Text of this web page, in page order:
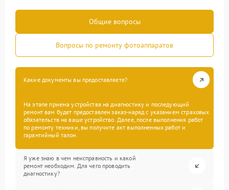
Общие вопросы
Вопросы по ремонту фотоаппаратов
Какие документы вы предоставляете?
На этапе приема устройства на диагностику и последующий
ремонт вам будет предоставлен заказ-наряд с указанием страховых
обязательств на ваше устройство. Далее, после выполнения работ
по ремонту техники, вы получите акт выполненных работ и
гарантийный талон.
Я уже знаю в чем неисправность и какой
ремонт необходим. Для чего проводить
диагностику?